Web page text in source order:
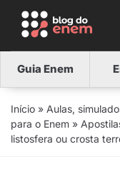
Guia Enem
Início » Aulas,
para o Enem »
listosfera ou crosta